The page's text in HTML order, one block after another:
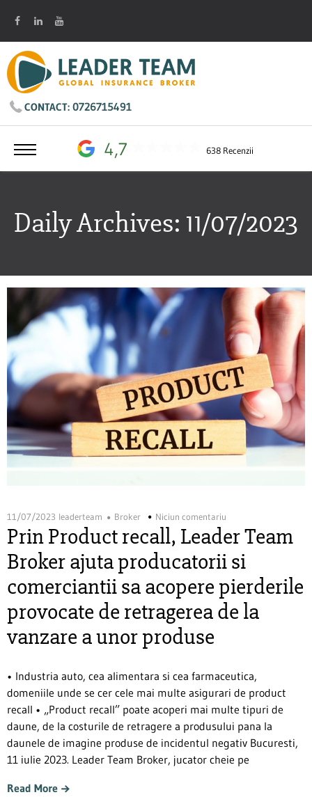
CONTACT: 0726715491
4,7 638 Recenzii
Daily Archives: 11/07/2023
11/07/2023 leaderteam Broker Niciun comentariu
Prin Product recall, Leader Team
Broker ajuta producatorii si
comerciantii sa acopere pierderile
provocate de retragerea de la
vanzare a unor produse
• Industria auto, cea alimentara si cea farmaceutica,
domeniile unde se cer cele mai multe asigurari de product
recall • „Product recall” poate acoperi mai multe tipuri de
daune, de la costurile de retragere a produsului pana la
daunele de imagine produse de incidentul negativ Bucuresti,
11 iulie 2023. Leader Team Broker, jucator cheie pe
Read More